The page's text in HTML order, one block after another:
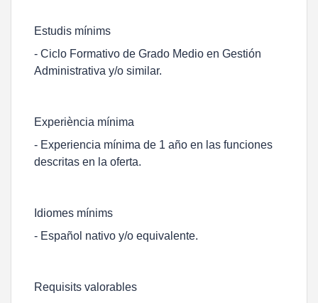
Estudis mínims
- Ciclo Formativo de Grado Medio en Gestión
Administrativa y/o similar.
Experiència mínima
- Experiencia mínima de 1 año en las funciones
descritas en la oferta.
Idiomes mínims
- Español nativo y/o equivalente.
Requisits valorables